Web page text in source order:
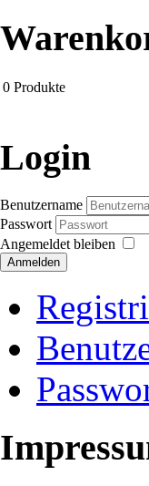
0 Produkte
Login
Benutzername
Passwort
Angemeldet bleiben
Anmelden